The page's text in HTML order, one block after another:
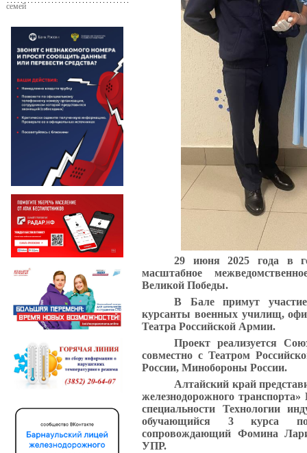
семей
29 июня 2025 года в
масштабное
Великой Победы.
В Бале примут
курсанты военных училищ,
Театра Российской Армии.
Проект реализуется
совместно с Театром
России, Минобороны России.
Алтайский край
железнодорожного
специальности Технологии
обучающийся 3 курса
сопровождающий Фомина
УПР.